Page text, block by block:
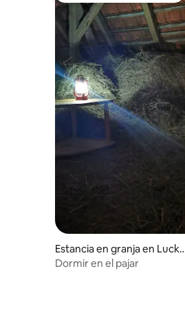
Estancia en granja en Lucka
u
Dormir en el pajar